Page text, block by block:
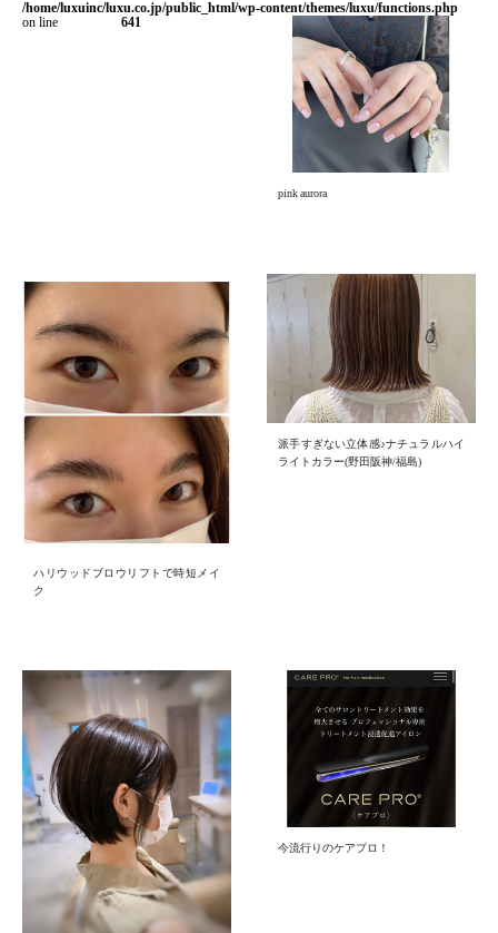
/home/luxuinc/luxu.co.jp/public_html/wp-content/themes/luxu/functions.php
on line
641
pink aurora
ハリウッドブロウリフトで時短メイ
ク
派手すぎない立体感♪ナチュラルハイ
ライトカラー(野田阪神/福島)
今流行りのケアプロ！